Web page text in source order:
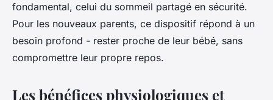
fondamental, celui du sommeil partagé en sécurité.
Pour les nouveaux parents, ce dispositif répond à un
besoin profond - rester proche de leur bébé, sans
compromettre leur propre repos.
Les bénéfices physiologiques et